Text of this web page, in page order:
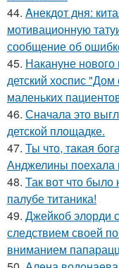
44. Aнекдот дня:
мотивационную
сообщение об
45. Накануне
детский хоспис
маленьких
46. Сначала это
детской площадке.
47. Ты что, такая
Анджелины поехала
48. Так вот что
палубе титаника!
49. Джейкоб элорди
следствием своей
вниманием